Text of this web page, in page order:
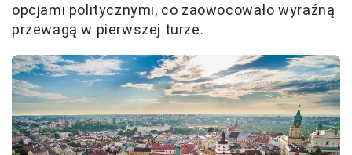
opcjami politycznymi, co zaowocowało wyraźną
przewagą w pierwszej turze.